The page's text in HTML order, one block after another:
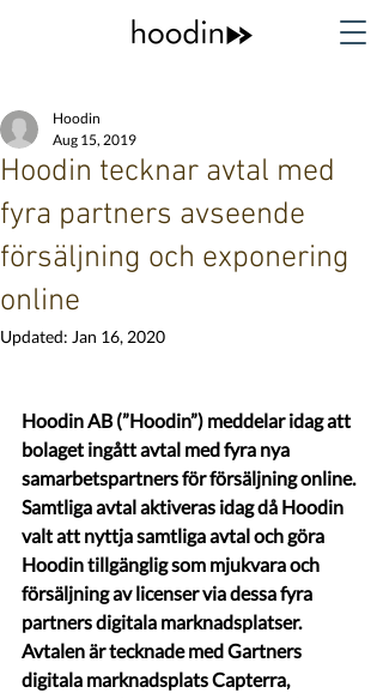
Hoodin tecknar avtal med
fyra partners avseende
försäljning och exponering
online
Hoodin
Aug 15, 2019
Updated: Jan 16, 2020
Hoodin AB (”Hoodin”) meddelar idag att
bolaget ingått avtal med fyra nya
samarbetspartners för försäljning online.
Samtliga avtal aktiveras idag då Hoodin
valt att nyttja samtliga avtal och göra
Hoodin tillgänglig som mjukvara och
försäljning av licenser via dessa fyra
partners digitala marknadsplatser.
Avtalen är tecknade med Gartners
digitala marknadsplats Capterra,